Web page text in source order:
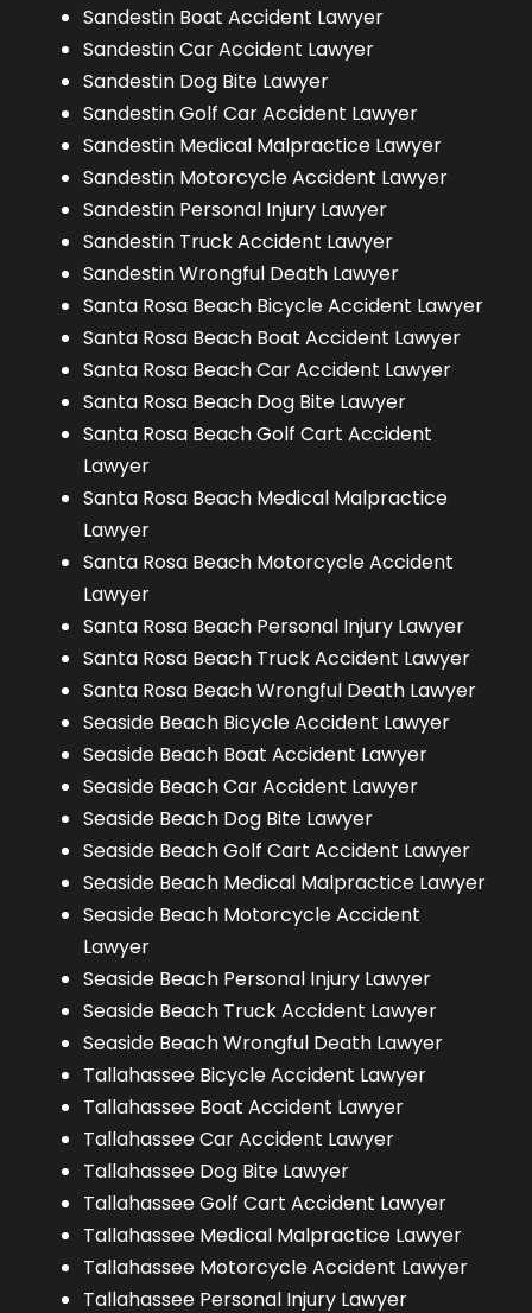
Sandestin Boat Accident Lawyer
Sandestin Car Accident Lawyer
Sandestin Dog Bite Lawyer
Sandestin Golf Car Accident Lawyer
Sandestin Medical Malpractice Lawyer
Sandestin Motorcycle Accident Lawyer
Sandestin Personal Injury Lawyer
Sandestin Truck Accident Lawyer
Sandestin Wrongful Death Lawyer
Santa Rosa Beach Bicycle Accident Lawyer
Santa Rosa Beach Boat Accident Lawyer
Santa Rosa Beach Car Accident Lawyer
Santa Rosa Beach Dog Bite Lawyer
Santa Rosa Beach Golf Cart Accident
Lawyer
Santa Rosa Beach Medical Malpractice
Lawyer
Santa Rosa Beach Motorcycle Accident
Lawyer
Santa Rosa Beach Personal Injury Lawyer
Santa Rosa Beach Truck Accident Lawyer
Santa Rosa Beach Wrongful Death Lawyer
Seaside Beach Bicycle Accident Lawyer
Seaside Beach Boat Accident Lawyer
Seaside Beach Car Accident Lawyer
Seaside Beach Dog Bite Lawyer
Seaside Beach Golf Cart Accident Lawyer
Seaside Beach Medical Malpractice Lawyer
Seaside Beach Motorcycle Accident
Lawyer
Seaside Beach Personal Injury Lawyer
Seaside Beach Truck Accident Lawyer
Seaside Beach Wrongful Death Lawyer
Tallahassee Bicycle Accident Lawyer
Tallahassee Boat Accident Lawyer
Tallahassee Car Accident Lawyer
Tallahassee Dog Bite Lawyer
Tallahassee Golf Cart Accident Lawyer
Tallahassee Medical Malpractice Lawyer
Tallahassee Motorcycle Accident Lawyer
Tallahassee Personal Injury Lawyer